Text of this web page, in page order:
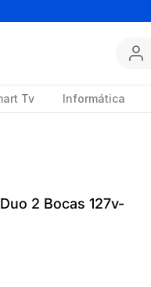
Tv Informática
2 Bocas 127v-